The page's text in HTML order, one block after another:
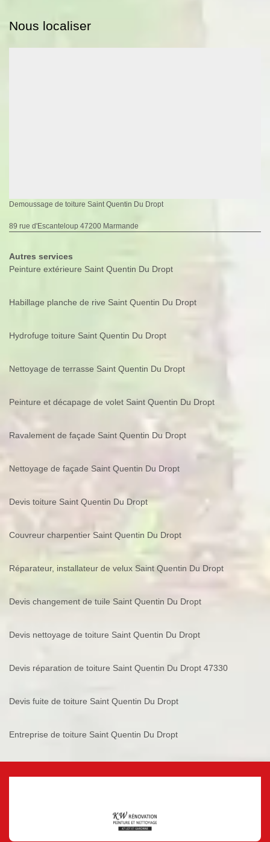
Nous localiser
Demoussage de toiture Saint Quentin Du Dropt
89 rue d'Escanteloup 47200 Marmande
Autres services
Peinture extérieure Saint Quentin Du Dropt
Habillage planche de rive Saint Quentin Du Dropt
Hydrofuge toiture Saint Quentin Du Dropt
Nettoyage de terrasse Saint Quentin Du Dropt
Peinture et décapage de volet Saint Quentin Du Dropt
Ravalement de façade Saint Quentin Du Dropt
Nettoyage de façade Saint Quentin Du Dropt
Devis toiture Saint Quentin Du Dropt
Couvreur charpentier Saint Quentin Du Dropt
Réparateur, installateur de velux Saint Quentin Du Dropt
Devis changement de tuile Saint Quentin Du Dropt
Devis nettoyage de toiture Saint Quentin Du Dropt
Devis réparation de toiture Saint Quentin Du Dropt 47330
Devis fuite de toiture Saint Quentin Du Dropt
Entreprise de toiture Saint Quentin Du Dropt